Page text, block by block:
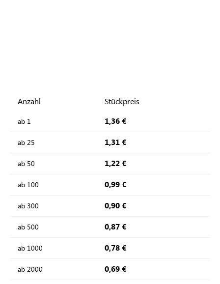
Anzahl Stückpreis
ab 1 1,36 €
ab 25 1,31 €
ab 50 1,22 €
ab 100 0,99 €
ab 300 0,90 €
ab 500 0,87 €
ab 1000 0,78 €
ab 2000 0,69 €